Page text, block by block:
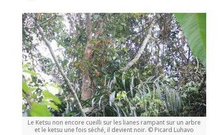
Le Ketsu non encore cueilli sur les lianes rampant sur un arbre
et le ketsu une fois séché, il devient noir. © Picard Luhavo